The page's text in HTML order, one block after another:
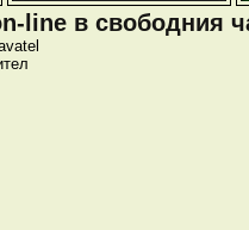
line в свободния